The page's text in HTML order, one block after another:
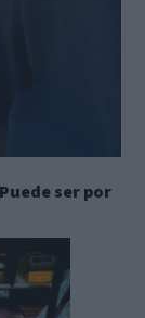
ser por